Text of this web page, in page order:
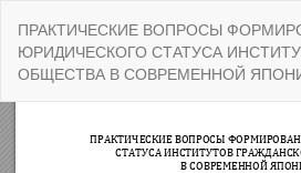
Подробностям
статье
ПРАКТИЧЕСКИЕ ВОПРОСЫ
ЮРИДИЧЕСКОГО СТАТУСА
ОБЩЕСТВА В СОВРЕМЕННОЙ